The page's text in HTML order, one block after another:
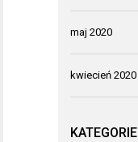
maj 2020
kwiecień 2020
KATEGORIE